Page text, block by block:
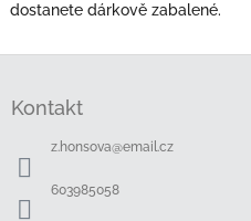
dostanete dárkově zabalené.
Kontakt
z.honsova@email.cz
603985058